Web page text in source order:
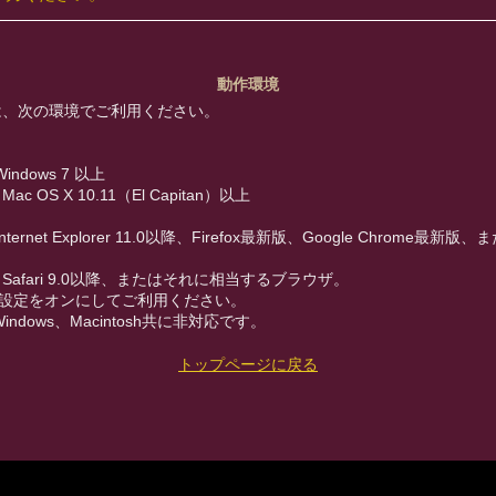
動作環境
次の環境でご利用ください。
7 以上
OS X 10.11（El Capitan）以上
Explorer 11.0以降、Firefox最新版、Google Chrome最新版、ま
9.0以降、またはそれに相当するブラウザ。
定をオンにしてご利用ください。
、Macintosh共に非対応です。
トップページに戻る